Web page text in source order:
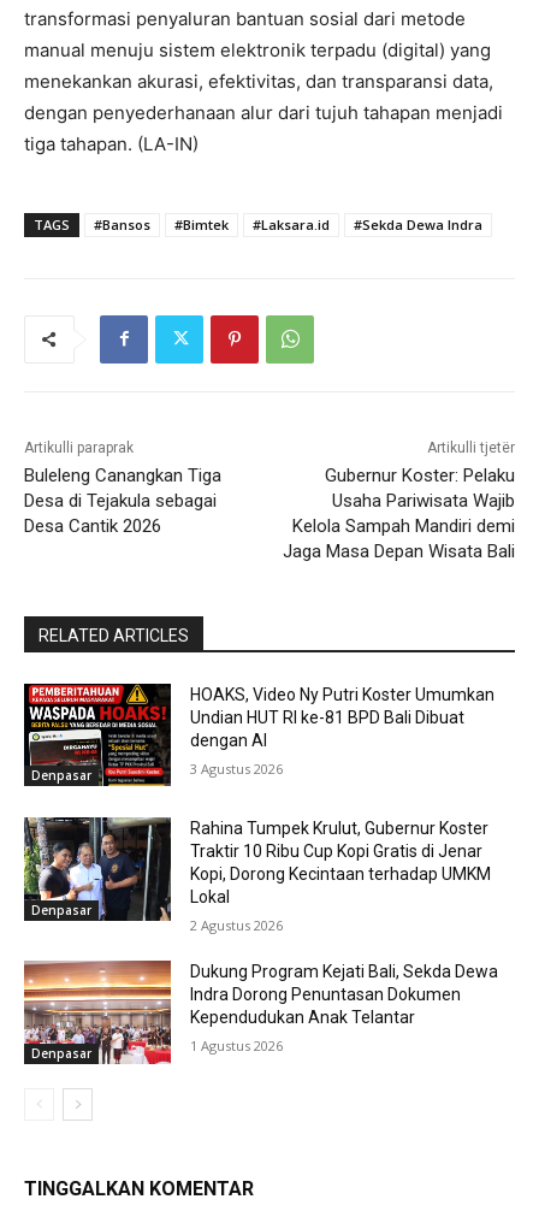
transformasi penyaluran bantuan sosial dari metode
manual menuju sistem elektronik terpadu (digital) yang
menekankan akurasi, efektivitas, dan transparansi data,
dengan penyederhanaan alur dari tujuh tahapan menjadi
tiga tahapan. (LA-IN)
TAGS #Bansos #Bimtek #Laksara.id #Sekda Dewa Indra
Artikulli paraprak
Buleleng Canangkan Tiga
Desa di Tejakula sebagai
Desa Cantik 2026
Artikulli tjetër
Gubernur Koster: Pelaku
Usaha Pariwisata Wajib
Kelola Sampah Mandiri demi
Jaga Masa Depan Wisata Bali
RELATED ARTICLES
Denpasar
HOAKS, Video Ny Putri Koster Umumkan
Undian HUT RI ke-81 BPD Bali Dibuat
dengan AI
3 Agustus 2026
Denpasar
Rahina Tumpek Krulut, Gubernur Koster
Traktir 10 Ribu Cup Kopi Gratis di Jenar
Kopi, Dorong Kecintaan terhadap UMKM
Lokal
2 Agustus 2026
Denpasar
Dukung Program Kejati Bali, Sekda Dewa
Indra Dorong Penuntasan Dokumen
Kependudukan Anak Telantar
1 Agustus 2026
TINGGALKAN KOMENTAR